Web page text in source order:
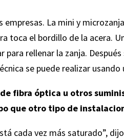
La mini y
toca el bordillo de la acera.
rellenar la zanja.
se puede realizar
fibra óptica u otros
que otro tipo de
cada vez más saturado”,